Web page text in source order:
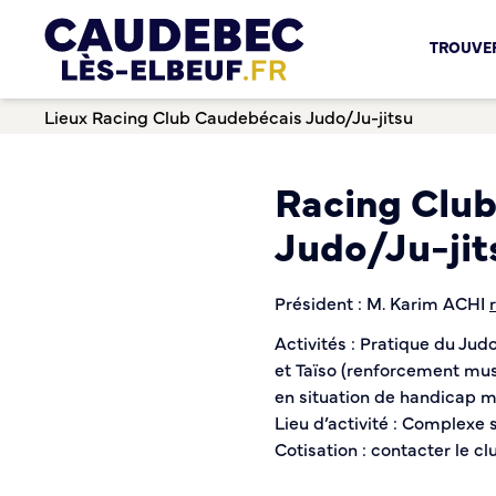
Lieux Racing Club Caudebécais Judo/Ju-jitsu
Racing
Judo/Ju-
Président : M. Karim ACHI
Activités : Pratique du
et Taïso (renforcement
en situation de handicap
Lieu d’activité :
Cotisation : contacter le
Chèques-cadeaux municipaux – Soutenez le commerce
Aides aux porteurs de projets
Marché
Taxe locale sur la Publicité Extérieure
Demande d’Occupation du Domaine Public